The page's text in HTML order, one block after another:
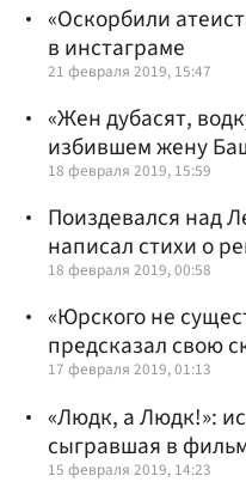
«Оскорбили
в инстаграме
21 февраля 2019, 15:47
«Жен дубасят,
избившем жену
18 февраля 2019, 15:59
Поиздевался над
написал стихи о
18 февраля 2019, 00:58
«Юрского не
предсказал свою
17 февраля 2019, 01:13
«Людк, а Людк!»:
сыгравшая в
15 февраля 2019, 14:23